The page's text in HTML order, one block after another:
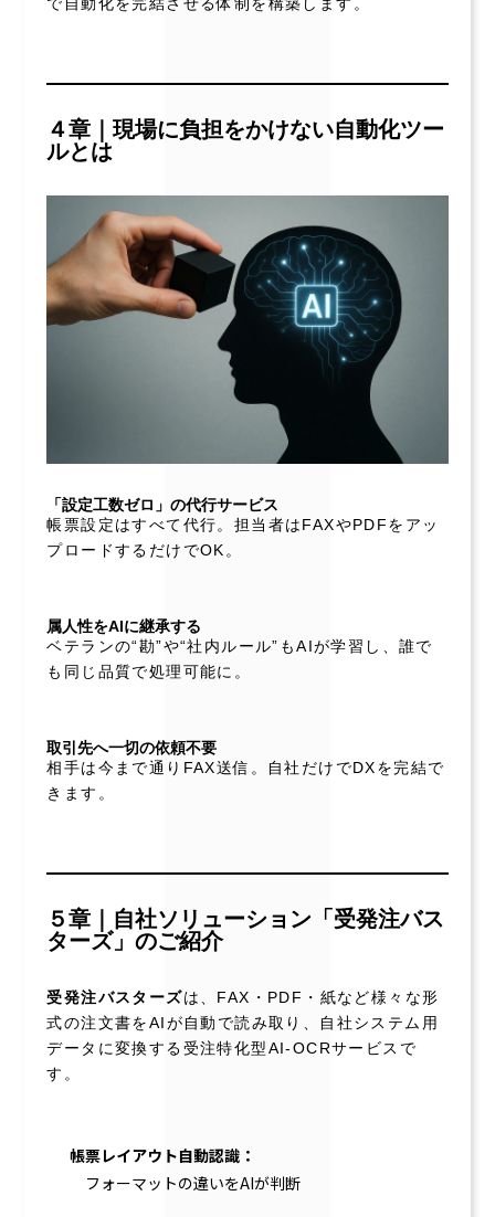
で自動化を完結させる体制を構築します。
４章｜現場に負担をかけない自動化ツー
ルとは
「設定工数ゼロ」の代行サービス
帳票設定はすべて代行。担当者はFAXやPDFをアッ
プロードするだけでOK。
属人性をAIに継承する
ベテランの“勘”や“社内ルール”もAIが学習し、誰で
も同じ品質で処理可能に。
取引先へ一切の依頼不要
相手は今まで通りFAX送信。自社だけでDXを完結で
きます。
５章｜自社ソリューション「受発注バス
ターズ」のご紹介
受発注バスターズは、FAX・PDF・紙など様々な形
式の注文書をAIが自動で読み取り、自社システム用
データに変換する受注特化型AI-OCRサービスで
す。
帳票レイアウト自動認識：
フォーマットの違いをAIが判断